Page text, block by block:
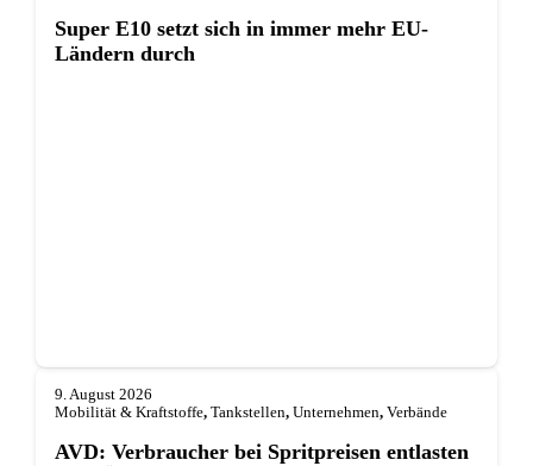
Super E10 setzt sich in immer mehr EU-
Ländern durch
9. August 2026
Mobilität & Kraftstoffe, Tankstellen, Unternehmen, Verbände
AVD: Verbraucher bei Spritpreisen entlasten